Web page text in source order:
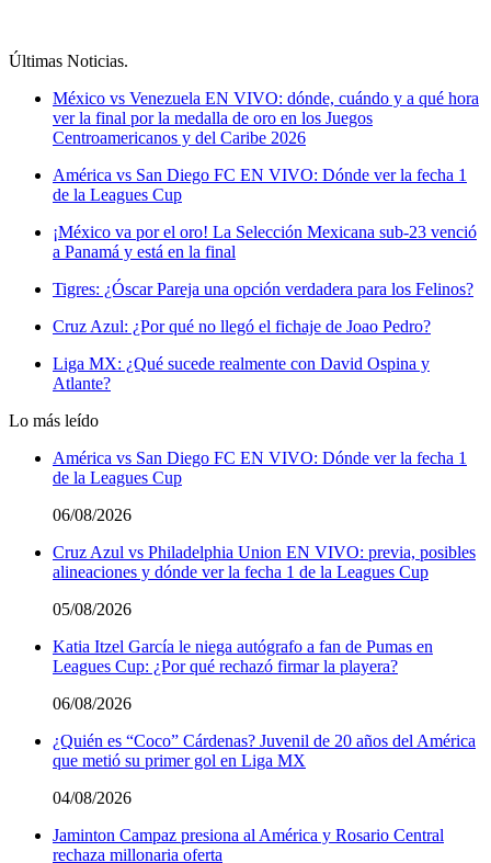
Últimas Noticias.
México vs Venezuela EN VIVO: dónde, cuándo y a qué hora
ver la final por la medalla de oro en los Juegos
Centroamericanos y del Caribe 2026
América vs San Diego FC EN VIVO: Dónde ver la fecha 1
de la Leagues Cup
¡México va por el oro! La Selección Mexicana sub-23 venció
a Panamá y está en la final
Tigres: ¿Óscar Pareja una opción verdadera para los Felinos?
Cruz Azul: ¿Por qué no llegó el fichaje de Joao Pedro?
Liga MX: ¿Qué sucede realmente con David Ospina y
Atlante?
Lo más leído
América vs San Diego FC EN VIVO: Dónde ver la fecha 1
de la Leagues Cup
06/08/2026
Cruz Azul vs Philadelphia Union EN VIVO: previa, posibles
alineaciones y dónde ver la fecha 1 de la Leagues Cup
05/08/2026
Katia Itzel García le niega autógrafo a fan de Pumas en
Leagues Cup: ¿Por qué rechazó firmar la playera?
06/08/2026
¿Quién es “Coco” Cárdenas? Juvenil de 20 años del América
que metió su primer gol en Liga MX
04/08/2026
Jaminton Campaz presiona al América y Rosario Central
rechaza millonaria oferta